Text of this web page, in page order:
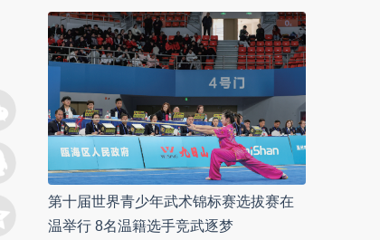
第十届世界青少年武术锦标赛选拔赛在
温举行 8名温籍选手竞武逐梦